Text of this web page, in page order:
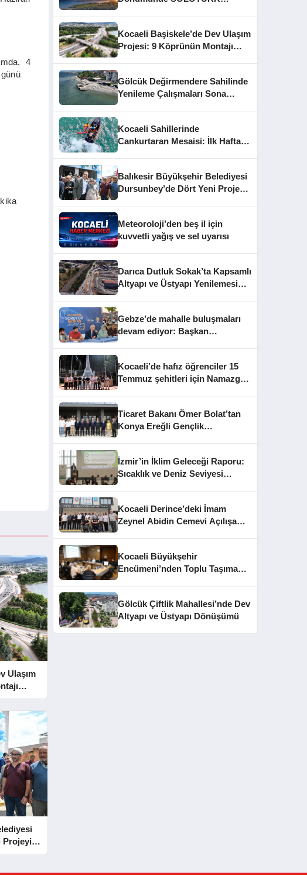
4
Ulaşım
Projeyi
Kocaeli Başiskele’de Dev Ulaşım
Projesi: 9 Köprünün Montajı
Gölcük Değirmendere Sahilinde
Yenileme Çalışmaları Sona
Kocaeli Sahillerinde
Cankurtaran Mesaisi: İlk Haftada
Balıkesir Büyükşehir Belediyesi
Dursunbey’de Dört Yeni Projeyi
Meteoroloji’den beş il için
kuvvetli yağış ve sel uyarısı
Darıca Dutluk Sokak’ta Kapsamlı
Altyapı ve Üstyapı Yenilemesi
Gebze’de mahalle buluşmaları
devam ediyor: Başkan
Kocaeli’de hafız öğrenciler 15
Temmuz şehitleri için Namazgâh
Ticaret Bakanı Ömer Bolat’tan
Konya Ereğli Gençlik
İzmir’in İklim Geleceği Raporu:
Sıcaklık ve Deniz Seviyesi
Kocaeli Derince’deki İmam
Zeynel Abidin Cemevi Açılışa
Kocaeli Büyükşehir
Encümeni’nden Toplu Taşıma
Gölcük Çiftlik Mahallesi’nde Dev
Altyapı ve Üstyapı Dönüşümü